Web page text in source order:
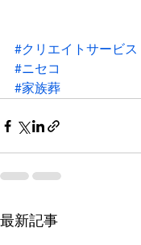
#クリエイトサービス
#ニセコ
#家族葬
最新記事